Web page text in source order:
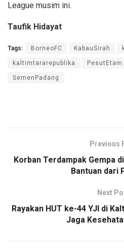
League musim ini.
Taufik Hidayat
Tags: BorneoFC KabauSirah
kaltimtararepublika PesutEtam
SemenPadang
Previous
Korban Terdampak Gempa
Bantuan dari
Next
Rayakan HUT ke-44 YJI di
Jaga